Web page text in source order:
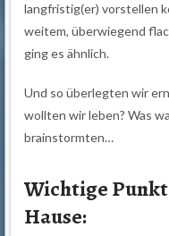
langfristig(er) vorstellen
weitem, überwiegend
ging es ähnlich.
Und so überlegten wir
wollten wir leben? Was
brainstormten…
Wichtige
Hause: